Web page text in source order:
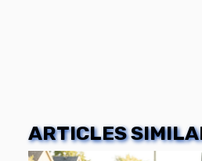
ARTICLES